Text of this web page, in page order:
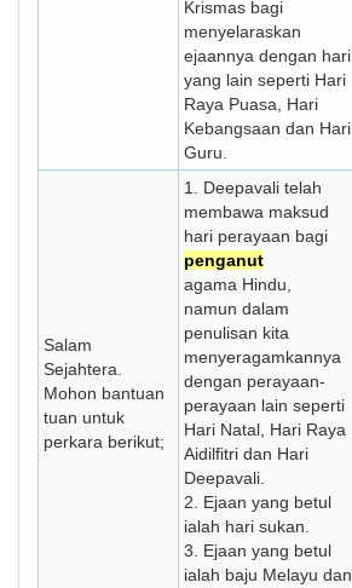
Krismas bagi
menyelaraskan
ejaannya dengan hari
yang lain seperti Hari
Raya Puasa, Hari
Kebangsaan dan Hari
Guru.
Salam
Sejahtera.
Mohon bantuan
tuan untuk
perkara berikut;
1. Deepavali telah
membawa maksud
hari perayaan bagi
penganut
agama Hindu,
namun dalam
penulisan kita
menyeragamkannya
dengan perayaan-
perayaan lain seperti
Hari Natal, Hari Raya
Aidilfitri dan Hari
Deepavali.
2. Ejaan yang betul
ialah hari sukan.
3. Ejaan yang betul
ialah baju Melayu dan